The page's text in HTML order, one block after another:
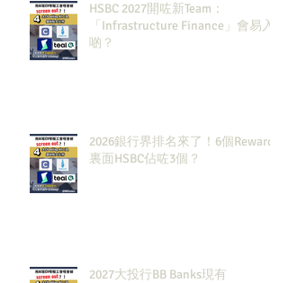
HSBC 2027開咗新Team：
「Infrastructure Finance」會易入
啲？
2026銀行界排名來了！6個Rewards
裏面HSBC佔咗3個？
2027大投行BB Banks現有